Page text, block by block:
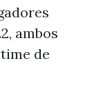
ambos
de